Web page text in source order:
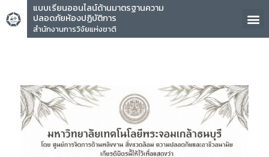
แบบเรียนออนไลน์ด้านมาตรฐานความ
ปลอดภัยห้องปฏิบัติการ
สำนักงานการวิจัยแห่งชาติ